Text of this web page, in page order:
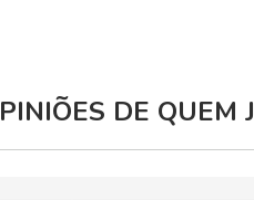
DE QUEM